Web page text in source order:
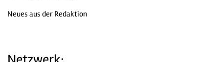
Neues aus der Redaktion